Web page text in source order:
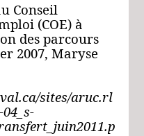
Conseil
(COE) à
des parcours
2007, Maryse
sites/aruc.rl